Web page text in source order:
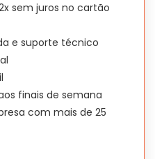
sem juros no cartão
e suporte técnico
finais de semana
com mais de 25